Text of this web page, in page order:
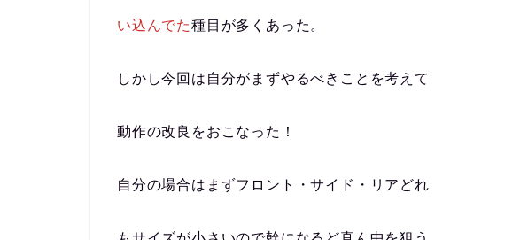
い込んでた種目が多くあった。
しかし今回は自分がまずやるべきことを考えて
動作の改良をおこなった！
自分の場合はまずフロント・サイド・リアどれ